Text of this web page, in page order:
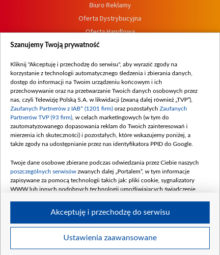
Biuro Reklamy
Oferta Dystrybucyjna
Oferta Handlowa
Dostępność
Procedura zgłoszeń wewnętrznych
© 2026 Telewizja Polska S. A. w likwidacji
Szanujemy Twoją prywatność
Kliknij "Akceptuję i przechodzę do serwisu", aby wyrazić zgody na
korzystanie z technologii automatycznego śledzenia i zbierania danych,
dostęp do informacji na Twoim urządzeniu końcowym i ich
przechowywanie oraz na przetwarzanie Twoich danych osobowych przez
nas, czyli Telewizję Polską S.A. w likwidacji (zwaną dalej również „TVP”),
Zaufanych Partnerów z IAB* (1201 firm) oraz pozostałych Zaufanych
Partnerów TVP (93 firm) , w celach marketingowych (w tym do
zautomatyzowanego dopasowania reklam do Twoich zainteresowań i
mierzenia ich skuteczności) i pozostałych, które wskazujemy poniżej, a
także zgody na udostępnianie przez nas identyfikatora PPID do Google.
Twoje dane osobowe zbierane podczas odwiedzania przez Ciebie naszych
poszczególnych serwisów zwanych dalej „Portalem”, w tym informacje
zapisywane za pomocą technologii takich jak: pliki cookie, sygnalizatory
WWW lub innych podobnych technologii umożliwiających świadczenie
Twoje dane osobowe zbierane podczas odwiedzania przez Ciebie
Ustawienia zaawansowane
Akceptuję i przechodzę do serwisu